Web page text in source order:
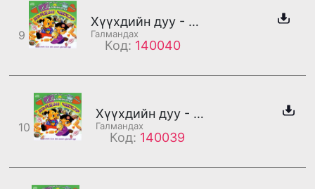
9
Хүүхдийн дуу - Ая дууны солонго
Галмандах
Код: 140040
10
Хүүхдийн дуу - Арав гэж юу вэ?
Галмандах
Код: 140039